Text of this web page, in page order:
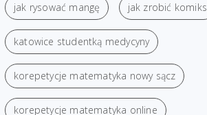
jak rysować mangę jak zrobić komiks
katowice studentką medycyny
korepetycje matematyka nowy sącz
korepetycje matematyka online